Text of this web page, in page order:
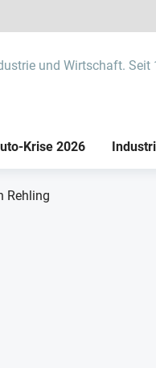
und Wirtschaft. Seit
Krise 2026
Rehling